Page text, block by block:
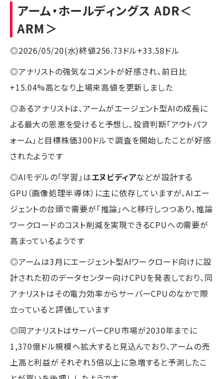
アーム・ホールディングス ADR＜
ARM＞
◎2026/05/20(水)終値256.73ドル+33.58ドル
◎アナリストの強気なコメントが好感され、前日比
+15.04%高となり上場来高値を更新しました
◎あるアナリストは、アームがエージェント型AIの成長に
よる最大の恩恵を受けると予想し、投資判断「アウトパフ
ォーム」と目標株価300ドルで調査を開始したことが好感
されたようです
◎AIモデルの「学習」はエヌビディアなどが設計する
GPU（画像処理半導体）に主に依存していますが、AIエー
ジェントの台頭で需要が「推論」へと移行しつつあり、推論
ワークロードのコスト削減を実現できるCPUへの需要が
高まっているようです
◎アームは3月にエージェント型AIワークロード向けに設
計された初のデータセンター向けCPUを発表しており、同
アナリストはその電力効率からサーバーCPUのなかで際
立っていると評価しています
◎同アナリストはサーバーCPU市場が2030年までに
1,370億ドル規模へ拡大すると見込んでおり、アームの売
上高と利益がそれぞれ5倍以上に急増すると予測したこ